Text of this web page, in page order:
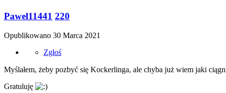
Pawel11441 220
Opublikowano 30 Marca 2021
Zgłoś
Myślałem, żeby pozbyć się Kockerlinga, ale chyba już wiem jaki
Gratuluję